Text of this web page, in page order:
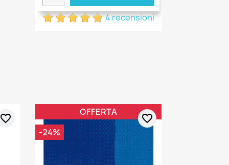
4 recensioni
favorite_border
OFFERTA
-24%
favorite_border